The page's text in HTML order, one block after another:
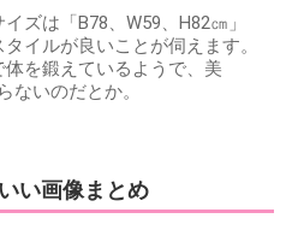
ズは「B78、W59、H82㎝」
イルが良いことが伺えます。
を鍛えているようで、美
ないのだとか。
い画像まとめ